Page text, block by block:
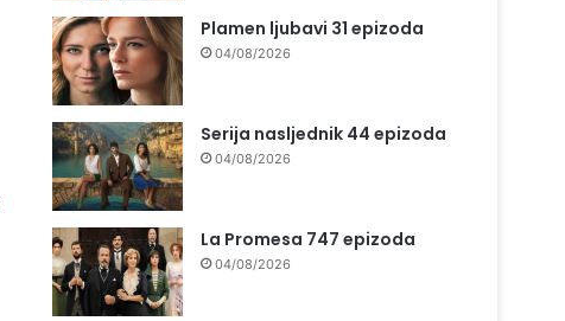
Plamen ljubavi 31 epizoda
04/08/2026
Serija nasljednik 44 epizoda
04/08/2026
La Promesa 747 epizoda
04/08/2026